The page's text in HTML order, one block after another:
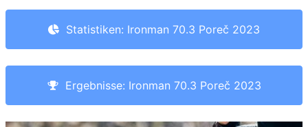
Statistiken: Ironman 70.3 Poreč 2023
Ergebnisse: Ironman 70.3 Poreč 2023